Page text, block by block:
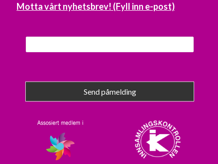
Motta vårt nyhetsbrev! (Fyll inn e-post)
Send påmelding